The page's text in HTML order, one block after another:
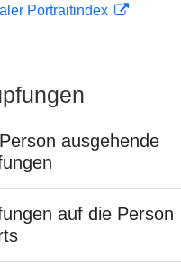
Portraitindex
ausgehende
auf die Person